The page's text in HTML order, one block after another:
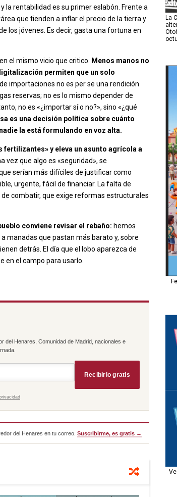
la rentabilidad es su primer eslabón. Frente a
que tienden a inflar el precio de la tierra y
los jóvenes. Es decir, gasta una fortuna en
el mismo vicio que critico.
Menos manos no
permiten que un solo
importaciones no es per se una rendición
reservas; no es lo mismo depender de
no es «¿importar sí o no?», sino «¿qué
es una decisión política sobre cuánto
la está formulando en voz alta.
y eleva un asunto agrícola a
vez que algo es «seguridad», se
serían más difíciles de justificar como
urgente, fácil de financiar. La falta de
combatir, que exige reformas estructurales
conviene revisar el rebaño: hemos
manadas que pastan más barato y, sobre
detrás. El día que el lobo aparezca de
en el campo para usarlo.
del Henares, Comunidad de Madrid, nacionales e
Recibirlo gratis
del Henares en tu correo. Suscribirme, es gratis →
La